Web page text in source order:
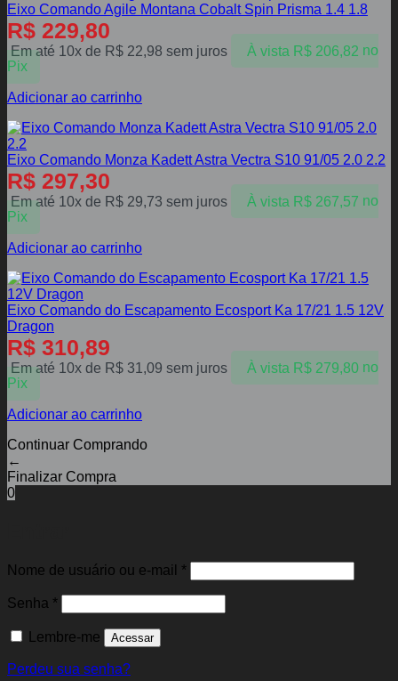
Eixo Comando Agile Montana Cobalt Spin Prisma 1.4 1.8
R$ 229,80
Em até 10x de R$ 22,98 sem juros À vista R$206,82 no
Pix
Adicionar ao carrinho
Eixo Comando Monza Kadett Astra Vectra S10 91/05 2.0 2.2
R$ 297,30
Em até 10x de R$ 29,73 sem juros À vista R$267,57 no
Pix
Adicionar ao carrinho
Eixo Comando do Escapamento Ecosport Ka 17/21 1.5 12V
Dragon
R$ 310,89
Em até 10x de R$ 31,09 sem juros À vista R$279,80 no
Pix
Adicionar ao carrinho
Continuar Comprando
←
Finalizar Compra
0
Nome de usuário ou e-mail *Obrigatório
Senha *Obrigatório
Lembre-me Acessar
Perdeu sua senha?